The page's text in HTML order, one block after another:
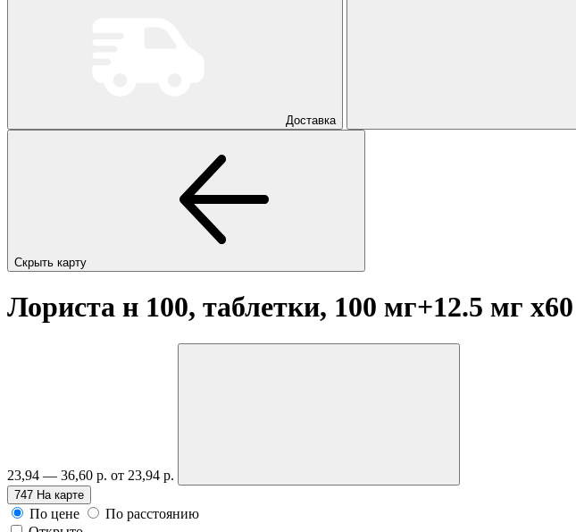
Доставка
Скрыть карту
Лориста н 100, таблетки, 100 мг+12.5 мг x60
23,94 — 36,60 р. от 23,94 р.
747 На карте
По цене
По расстоянию